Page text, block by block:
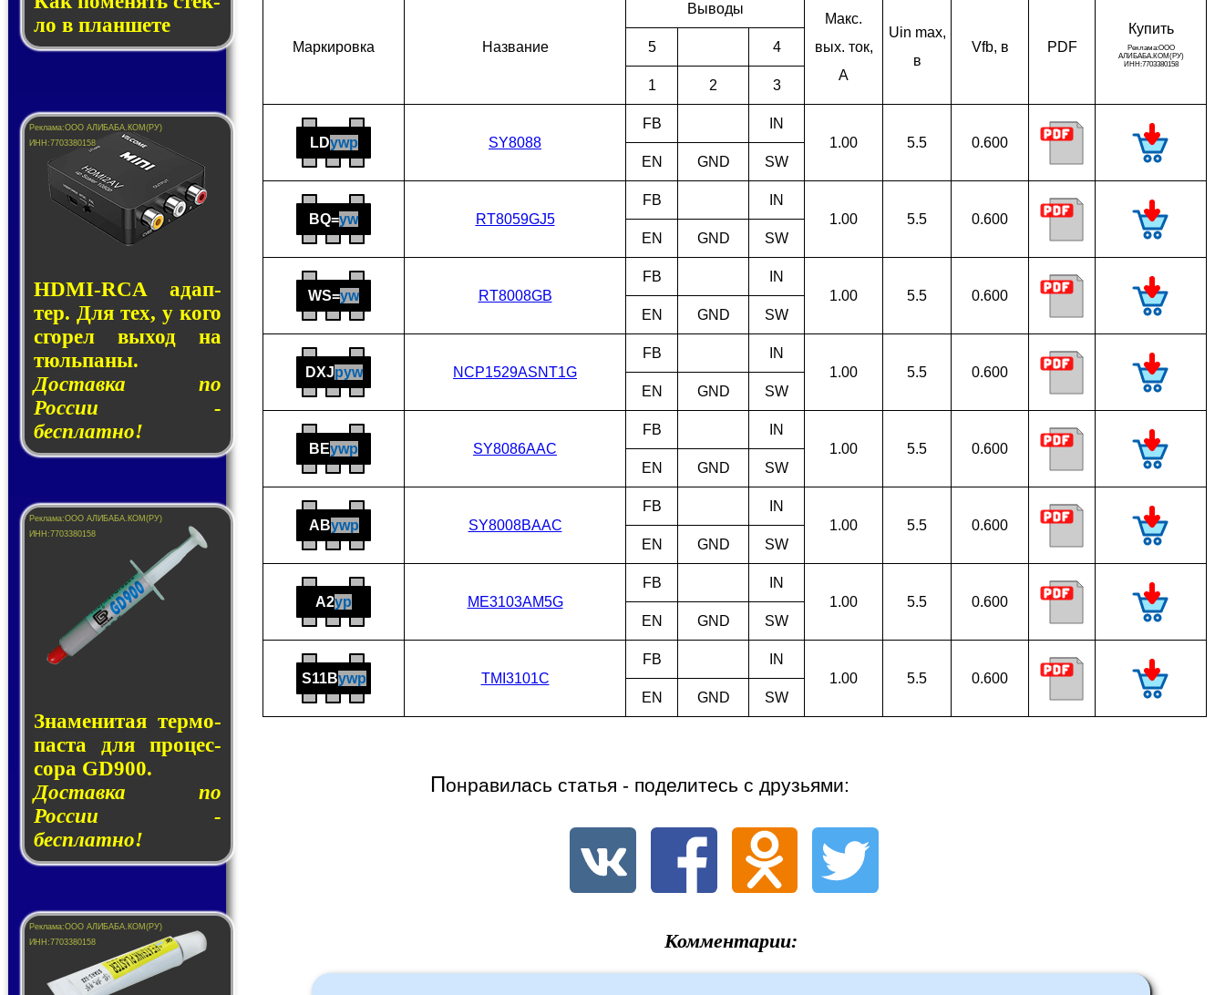
ло в планшете
HDMI-RCA адап­
тер. Для тех, у кого
сго­рел вы­ход на
тюль­па­ны.
Доставка по
России -
бесплатно!
Знаменитая тер­мо­
пас­та для про­цес­
со­ра GD900.
Доставка по
России -
бесплатно!
Мар­ки­ров­ка Наз­ва­ние
Выводы
Макс.
вых. ток,
A
Uin max,
в
Vfb, в PDF
Ку­пить
5
4
1 2 3
LDywp SY8088
FB
IN
1.00
5.5
0.600
EN
GND SW
BQ=yw RT8059GJ5
FB
IN
1.00
5.5
0.600
EN
GND SW
WS=yw RT8008GB
FB
IN
1.00
5.5
0.600
EN
GND SW
DXJpyw NCP1529ASNT1G
FB
IN
1.00
5.5
0.600
EN
GND SW
BEywp SY8086AAC
FB
IN
1.00
5.5
0.600
EN
GND SW
ABywp SY8008BAAC
FB
IN
1.00
5.5
0.600
EN
GND SW
A2yp ME3103AM5G
FB
IN
1.00
5.5
0.600
EN
GND SW
S11Bywp TMI3101C
FB
IN
1.00
5.5
0.600
EN
GND SW
Понравилась статья - поделитесь с друзьями:
Комментарии: